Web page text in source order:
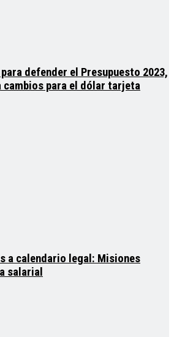
defender el Presupuesto 2023,
cambios para el dólar tarjeta
a calendario legal: Misiones
salarial